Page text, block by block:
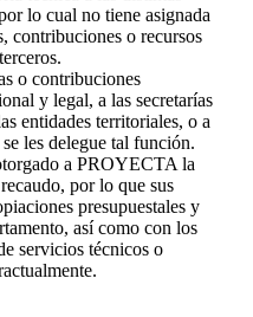
lo cual no tiene asignada
contribuciones o recursos
o contribuciones
y legal, a las secretarías
entidades territoriales, o a
les delegue tal función.
a PROYECTA la
por lo que sus
presupuestales y
así como con los
servicios técnicos o